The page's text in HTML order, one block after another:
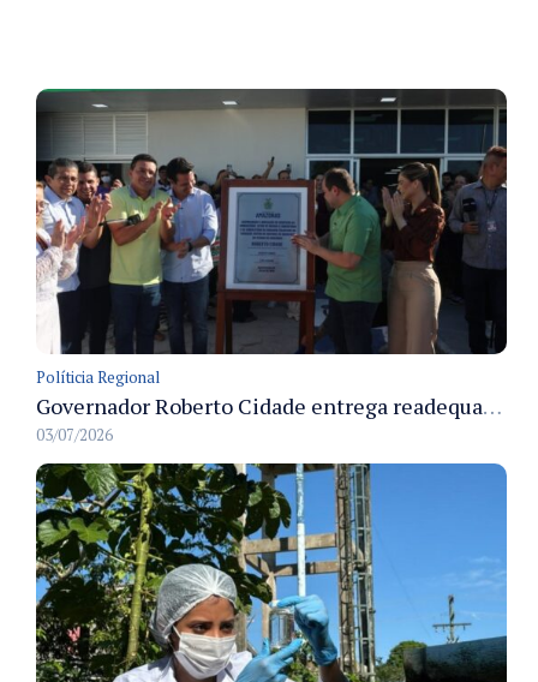
Políticia Regional
Governador Roberto Cidade entrega readequação do ambulatório da FCecon e amplia capacidade de atendimento oncológico em Manaus
03/07/2026